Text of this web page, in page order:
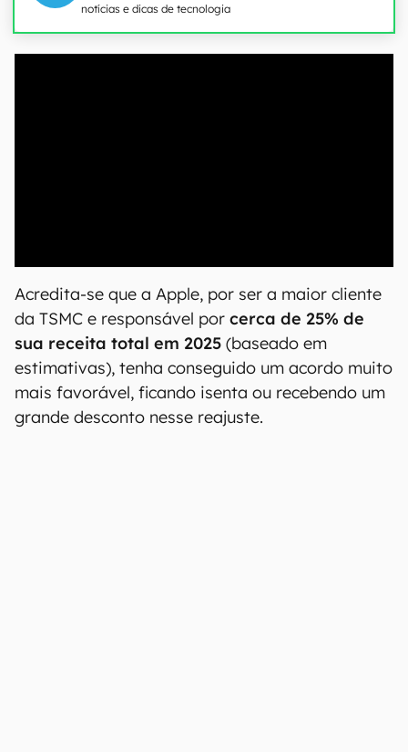
notícias e dicas de tecnologia
Acredita-se que a Apple, por ser a maior cliente
da TSMC e responsável por cerca de 25% de
sua receita total em 2025 (baseado em
estimativas), tenha conseguido um acordo muito
mais favorável, ficando isenta ou recebendo um
grande desconto nesse reajuste.